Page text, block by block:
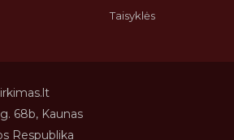
Taisyklės
68b, Kaunas
Respublika